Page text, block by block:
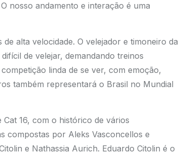
nosso andamento e interação é uma
alta velocidade. O velejador e timoneiro da
de velejar, demandando treinos
linda de se ver, com emoção,
também representará o Brasil no Mundial
16, com o histórico de vários
compostas por Aleks Vasconcellos e
e Nathassia Aurich. Eduardo Citolin é o